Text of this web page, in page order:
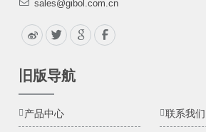
sales@gibol.com.cn
旧版导航
产品中心 联系我们